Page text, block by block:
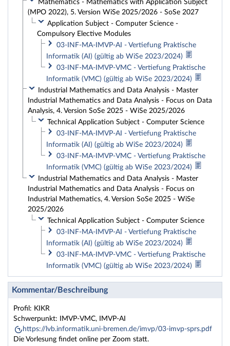
Mathematics - Mathematics with Application Subject
(MPO 2022), 5. Version WiSe 2025/2026 - SoSe 2027
Application Subject - Computer Science -
Compulsory Elective Modules
03-INF-MA-IMVP-AI - Vertiefung Praktische
Informatik (AI) (gültig ab WiSe 2023/2024)
03-INF-MA-IMVP-VMC - Vertiefung Praktische
Informatik (VMC) (gültig ab WiSe 2023/2024)
Industrial Mathematics and Data Analysis - Master
Industrial Mathematics and Data Analysis - Focus on Data
Analysis, 4. Version SoSe 2025 - WiSe 2025/2026
Technical Application Subject - Computer Science
03-INF-MA-IMVP-AI - Vertiefung Praktische
Informatik (AI) (gültig ab WiSe 2023/2024)
03-INF-MA-IMVP-VMC - Vertiefung Praktische
Informatik (VMC) (gültig ab WiSe 2023/2024)
Industrial Mathematics and Data Analysis - Master
Industrial Mathematics and Data Analysis - Focus on
Industrial Mathematics, 4. Version SoSe 2025 - WiSe
2025/2026
Technical Application Subject - Computer Science
03-INF-MA-IMVP-AI - Vertiefung Praktische
Informatik (AI) (gültig ab WiSe 2023/2024)
03-INF-MA-IMVP-VMC - Vertiefung Praktische
Informatik (VMC) (gültig ab WiSe 2023/2024)
Kommentar/Beschreibung
Profil: KIKR
Schwerpunkt: IMVP-VMC, IMVP-AI
https://lvb.informatik.uni-bremen.de/imvp/03-imvp-sprs.pdf
Die Vorlesung findet online per Zoom statt.